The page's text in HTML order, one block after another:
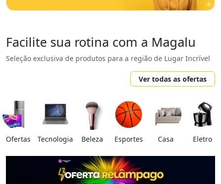
Facilite sua rotina com a Magalu
Seleção exclusiva de produtos para a região de Lugar Incrível
Ver todas as ofertas
Ofertas Tecnologia Beleza Esportes Casa Eletro